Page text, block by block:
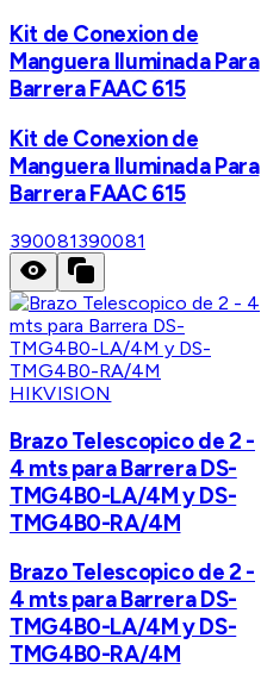
Kit de Conexion de
Manguera Iluminada Para
Barrera FAAC 615
Kit de Conexion de
Manguera Iluminada Para
Barrera FAAC 615
390081390081
HIKVISION
Brazo Telescopico de 2 -
4 mts para Barrera DS-
TMG4B0-LA/4M y DS-
TMG4B0-RA/4M
Brazo Telescopico de 2 -
4 mts para Barrera DS-
TMG4B0-LA/4M y DS-
TMG4B0-RA/4M